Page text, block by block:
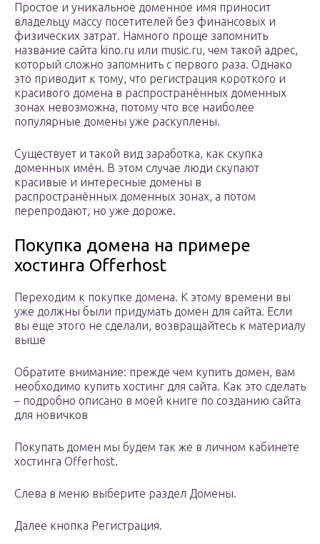
Простое и уникальное доменное имя приносит
владельцу массу посетителей без финансовых и
физических затрат. Намного проще запомнить
название сайта kino.ru или music.ru, чем такой адрес,
который сложно запомнить с первого раза. Однако
это приводит к тому, что регистрация короткого и
красивого домена в распространённых доменных
зонах невозможна, потому что все наиболее
популярные домены уже раскуплены.
Существует и такой вид заработка, как скупка
доменных имён. В этом случае люди скупают
красивые и интересные домены в
распространённых доменных зонах, а потом
перепродают, но уже дороже.
Покупка домена на примере
хостинга Offerhost
Переходим к покупке домена. К этому времени вы
уже должны были придумать домен для сайта. Если
вы еще этого не сделали, возвращайтесь к материалу
выше
Обратите внимание: прежде чем купить домен, вам
необходимо купить хостинг для сайта. Как это сделать
– подробно описано в моей книге по созданию сайта
для новичков
Покупать домен мы будем так же в личном кабинете
хостинга Offerhost.
Слева в меню выберите раздел Домены.
Далее кнопка Регистрация.